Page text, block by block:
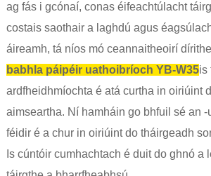
ag fás i gcónaí, conas éifeachtúlacht
costais saothair a laghdú agus
áireamh, tá níos mó ceannaitheoirí
babhla páipéir uathoibríoch YB-W35is
ardfheidhmíochta é atá curtha in oiriúint
aimseartha. Ní hamháin go bhfuil sé an
féidir é a chur in oiriúint do tháirgeadh
Is cúntóir cumhachtach é duit do ghnó a